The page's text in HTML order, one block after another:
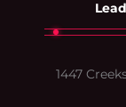
1447